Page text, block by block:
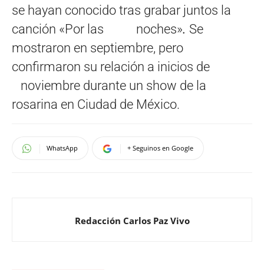
se hayan conocido tras grabar juntos la
canción «Por las noches». Se
mostraron en septiembre, pero
confirmaron su relación a inicios de
noviembre durante un show de la
rosarina en Ciudad de México.
WhatsApp + Seguinos en Google
Redacción Carlos Paz Vivo